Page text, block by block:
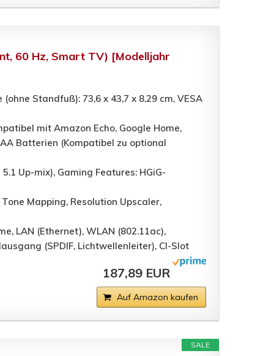
60 Hz, Smart TV) [Modelljahr
Standfuß): 73,6 x 43,7 x 8,29 cm, VESA
mit Amazon Echo, Google Home,
Batterien (Kompatibel zu optional
Up-mix), Gaming Features: HGiG-
Mapping, Resolution Upscaler,
LAN (Ethernet), WLAN (802.11ac),
(SPDIF, Lichtwellenleiter), CI-Slot
187,89 EUR
Auf Amazon kaufen
SALE